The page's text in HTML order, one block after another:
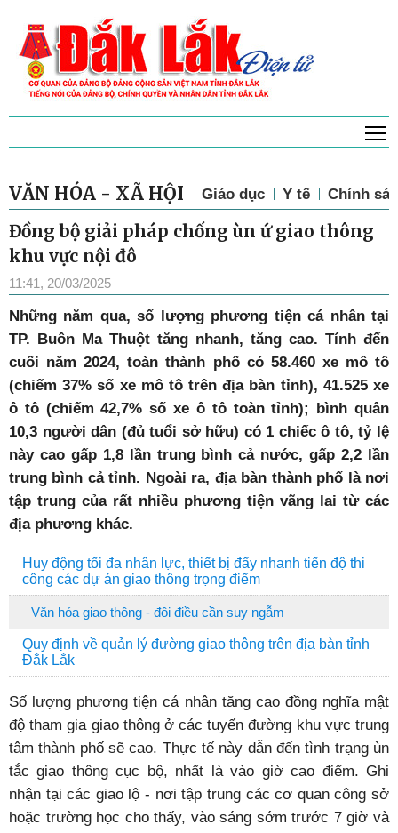
VĂN HÓA - XÃ HỘI Giáo dục Y tế Chính
Đồng bộ giải pháp chống ùn ứ giao thông
khu vực nội đô
11:41, 20/03/2025
Những năm qua, số lượng phương tiện cá nhân tại
TP. Buôn Ma Thuột tăng nhanh, tăng cao. Tính đến
cuối năm 2024, toàn thành phố có 58.460 xe mô tô
(chiếm 37% số xe mô tô trên địa bàn tỉnh), 41.525 xe
ô tô (chiếm 42,7% số xe ô tô toàn tỉnh); bình quân
10,3 người dân (đủ tuổi sở hữu) có 1 chiếc ô tô, tỷ lệ
này cao gấp 1,8 lần trung bình cả nước, gấp 2,2 lần
trung bình cả tỉnh. Ngoài ra, địa bàn thành phố là nơi
tập trung của rất nhiều phương tiện vãng lai từ các
địa phương khác.
Huy động tối đa nhân lực, thiết bị đẩy nhanh tiến độ thi
công các dự án giao thông trọng điểm
Văn hóa giao thông - đôi điều cần suy ngẫm
Quy định về quản lý đường giao thông trên địa bàn tỉnh
Đắk Lắk
Số lượng phương tiện cá nhân tăng cao đồng nghĩa mật
độ tham gia giao thông ở các tuyến đường khu vực trung
tâm thành phố sẽ cao. Thực tế này dẫn đến tình trạng ùn
tắc giao thông cục bộ, nhất là vào giờ cao điểm. Ghi
nhận tại các giao lộ - nơi tập trung các cơ quan công sở
hoặc trường học cho thấy, vào sáng sớm trước 7 giờ và